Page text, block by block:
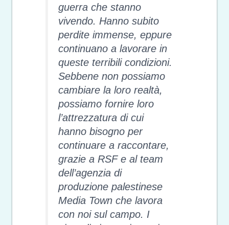
guerra che stanno
vivendo. Hanno subito
perdite immense, eppure
continuano a lavorare in
queste terribili condizioni.
Sebbene non possiamo
cambiare la loro realtà,
possiamo fornire loro
l’attrezzatura di cui
hanno bisogno per
continuare a raccontare,
grazie a RSF e al team
dell’agenzia di
produzione palestinese
Media Town che lavora
con noi sul campo. I